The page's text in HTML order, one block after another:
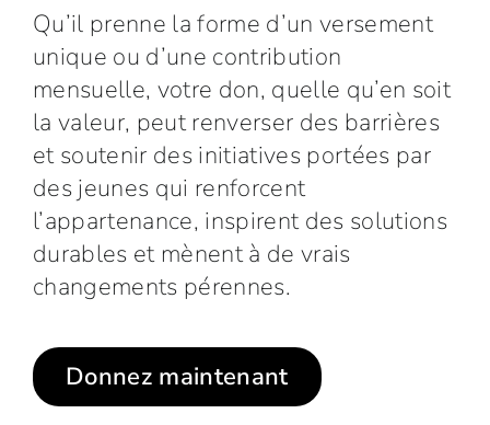
Qu’il prenne la forme d’un versement
unique ou d’une contribution
mensuelle, votre don, quelle qu’en soit
la valeur, peut renverser des barrières
et soutenir des initiatives portées par
des jeunes qui renforcent
l’appartenance, inspirent des solutions
durables et mènent à de vrais
changements pérennes.
Donnez maintenant